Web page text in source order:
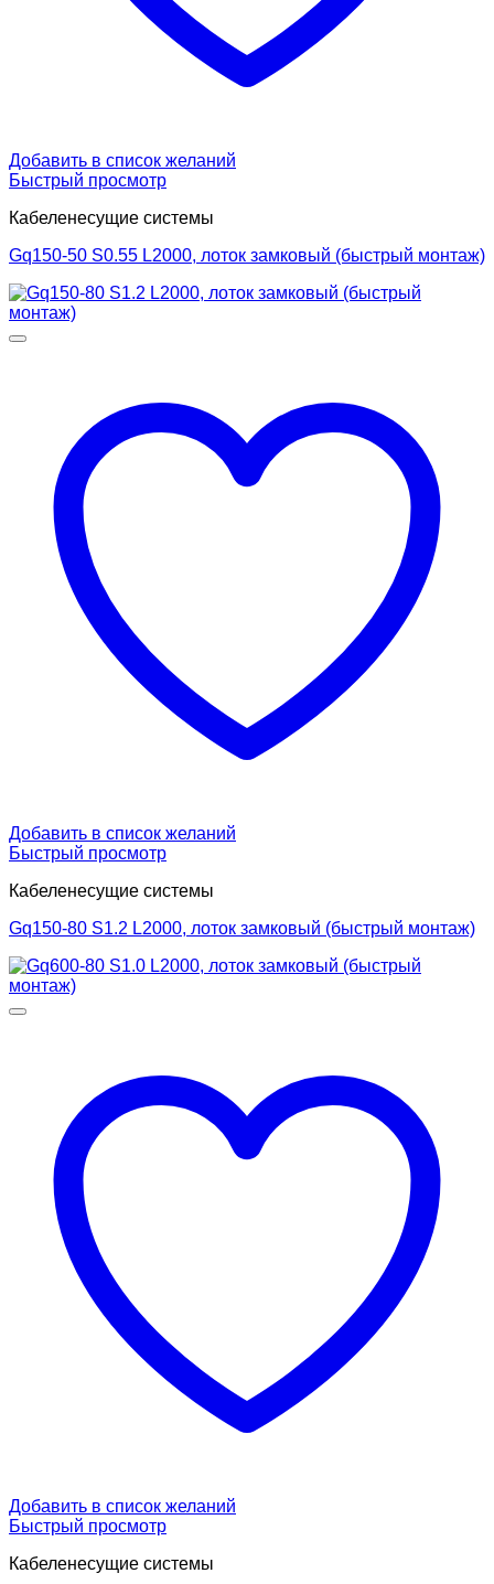
Добавить в список желаний
Быстрый просмотр
Кабеленесущие системы
Gq150-50 S0.55 L2000, лоток замковый (быстрый монтаж)
Добавить в список желаний
Быстрый просмотр
Кабеленесущие системы
Gq150-80 S1.2 L2000, лоток замковый (быстрый монтаж)
Добавить в список желаний
Быстрый просмотр
Кабеленесущие системы